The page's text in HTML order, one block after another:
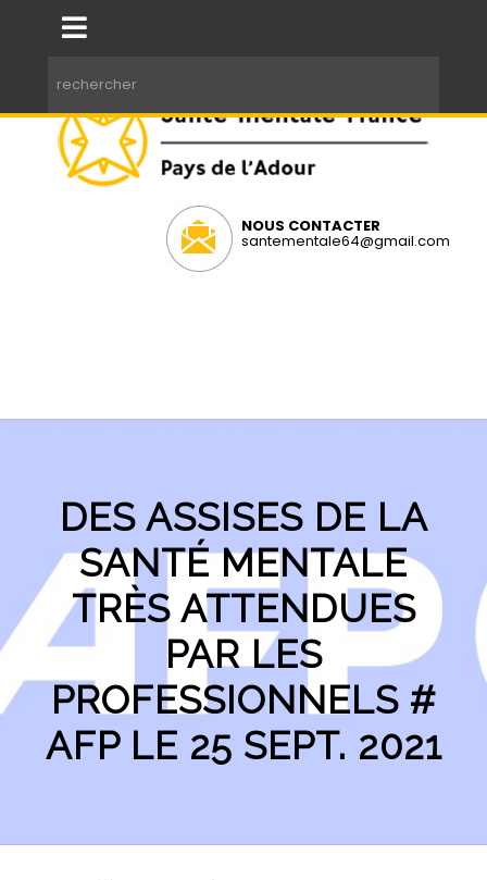
NOUS CONTACTER
santementale64@gmail.com
DES ASSISES DE LA
SANTÉ MENTALE
TRÈS ATTENDUES
PAR LES
PROFESSIONNELS #
AFP LE 25 SEPT. 2021